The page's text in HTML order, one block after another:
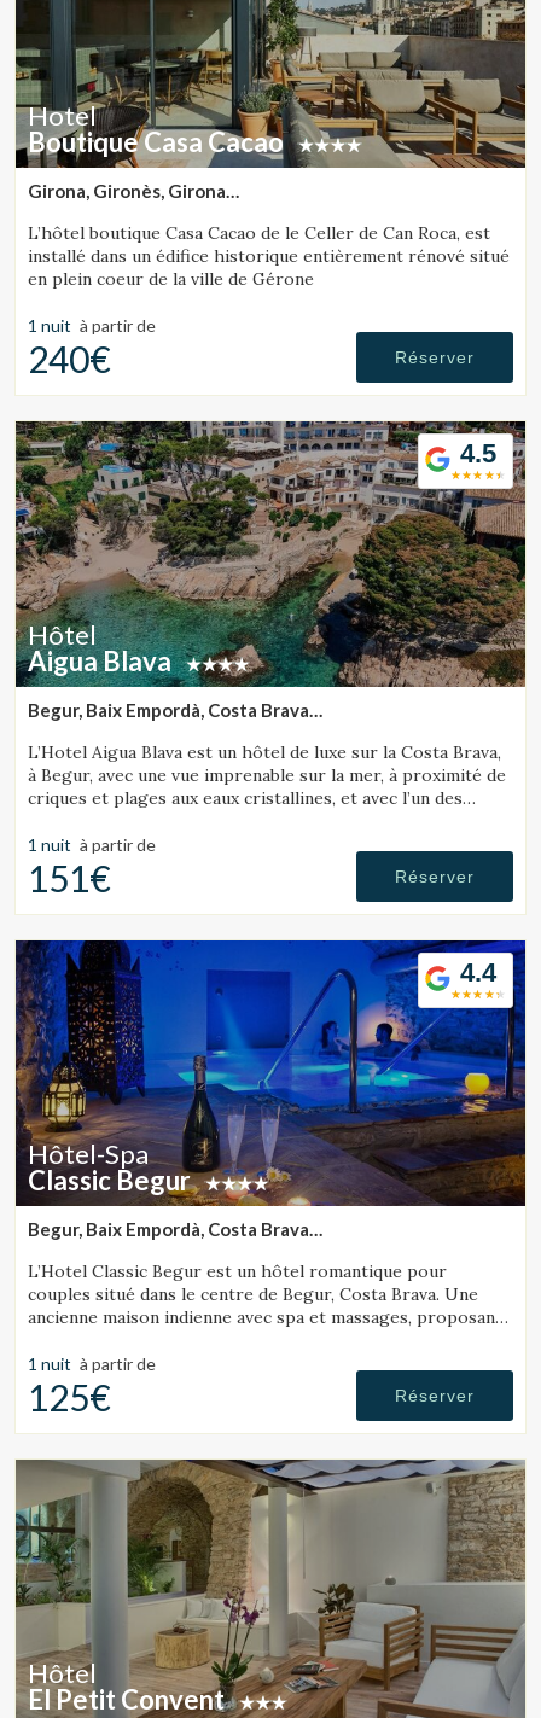
Hotel
Boutique Casa Cacao
Girona, Gironès, Girona
L’hôtel boutique Casa Cacao de le Celler de Can Roca, est
installé dans un édifice historique entièrement rénové situé
en plein coeur de la ville de Gérone
1 nuit à partir de
240€ Réserver
4.5
Hôtel
Aigua Blava
Begur, Baix Empordà, Costa Brava
L’Hotel Aigua Blava est un hôtel de luxe sur la Costa Brava,
à Begur, avec une vue imprenable sur la mer, à proximité de
criques et plages aux eaux cristallines, et avec l’un des
1 nuit à partir de
151€ Réserver
4.4
Hôtel-Spa
Classic Begur
Begur, Baix Empordà, Costa Brava
L’Hotel Classic Begur est un hôtel romantique pour
couples situé dans le centre de Begur, Costa Brava. Une
ancienne maison indienne avec spa et massages, proposant
1 nuit à partir de
125€ Réserver
Hôtel
El Petit Convent